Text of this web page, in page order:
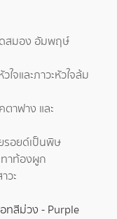
ดสมอง อัมพฤษ์
จและภาวะหัวใจล้ม
ตาฟาง และ
รอยด์เป็นพิษ
ทาท้องผูก
วะ
สีม่วง - Purple